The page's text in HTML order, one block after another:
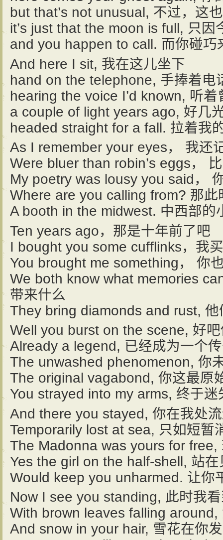
but that’s not unusual, 不过，这
it’s just that the moon is full, 只因
and you happen to call. 而你碰巧
And here I sit, 我在这儿坐下
hand on the telephone, 手捧着电
hearing the voice I’d known, 听
a couple of light years ago, 好几
headed straight for a fall. 拉着我
As I remember your eyes， 我还
Were bluer than robin’s eggs，
My poetry was lousy you said，
Where are you calling from? 那此
A booth in the midwest. 中西部的
Ten years ago，那是十年前了吧
I bought you some cufflinks，我
You brought me something， 你
We both know what memories
带来什么
They bring diamonds and rust,
Well you burst on the scene, 好
Already a legend, 已经成为一个
The unwashed phenomenon, 你
The original vagabond, 你这最原
You strayed into my arms, 终于
And there you stayed, 你在我处
Temporarily lost at sea, 只如短暂
The Madonna was yours for free,
Yes the girl on the half-shell, 站
Would keep you unharmed. 让你
Now I see you standing, 此时我
With brown leaves falling around,
And snow in your hair, 雪花在你